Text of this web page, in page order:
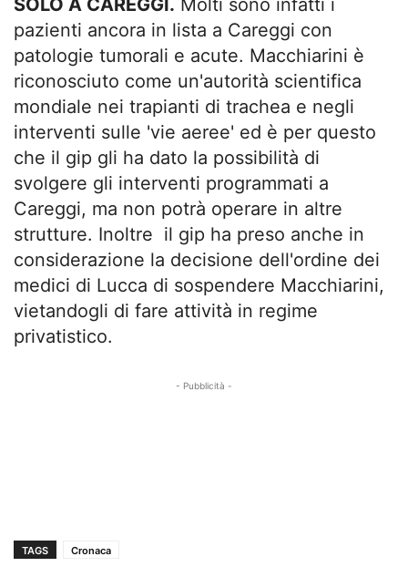
SOLO A CAREGGI. Molti sono infatti i
pazienti ancora in lista a Careggi con
patologie tumorali e acute. Macchiarini è
riconosciuto come un'autorità scientifica
mondiale nei trapianti di trachea e negli
interventi sulle 'vie aeree' ed è per questo
che il gip gli ha dato la possibilità di
svolgere gli interventi programmati a
Careggi, ma non potrà operare in altre
strutture. Inoltre il gip ha preso anche in
considerazione la decisione dell'ordine dei
medici di Lucca di sospendere Macchiarini,
vietandogli di fare attività in regime
privatistico.
- Pubblicità -
TAGS Cronaca